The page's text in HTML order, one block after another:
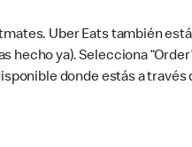
Uber Eats también
hecho ya). Selecciona
donde estás a través